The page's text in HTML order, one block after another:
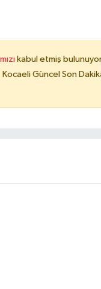
kabul etmiş
Kocaeli Güncel Son